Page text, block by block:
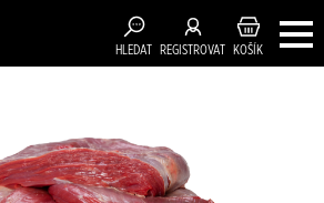
HLEDAT REGISTROVAT KOŠÍK